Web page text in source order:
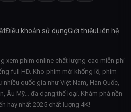
Điều khoản sử dụngGiới thiệuLiên hệ
xem phim online chất lượng cao miễn phí
full HD. Kho phim mới khổng lồ, phim
quốc gia như Việt Nam, Hàn Quốc,
Âu Mỹ… đa dạng thể loại. Khám phá nền
hay nhất 2025 chất lượng 4K!